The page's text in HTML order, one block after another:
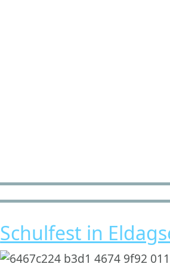
Schulfest in